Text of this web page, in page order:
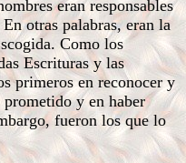
eran responsables
otras palabras, eran la
Como los
Escrituras y las
primeros en reconocer y
y en haber
fueron los que lo